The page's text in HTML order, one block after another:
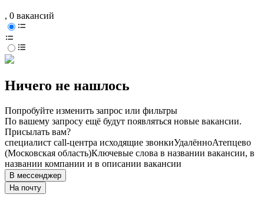
, 0 вакансий
Ничего не нашлось
Попробуйте изменить запрос или фильтры
По вашему запросу ещё будут появляться новые вакансии.
Присылать вам?
специалист call-центра исходящие звонкиУдалённоАтепцево
(Московская область)Ключевые слова в названии вакансии, в
названии компании и в описании вакансии
В мессенджер
На почту